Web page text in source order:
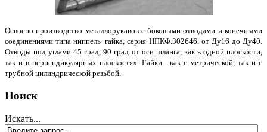
Освоено производство металлорукавов с боковыми отводами и конечными
соединениями типа ниппель+гайка, серия НПКФ.302646. от Ду16 до Ду40.
Отводы под углами 45 град, 90 град от оси шланга, как в одной плоскости,
так и в перпендикулярных плоскостях. Гайки - как с метрической, так и с
трубной цилиндрической резьбой.
Поиск
Искать...